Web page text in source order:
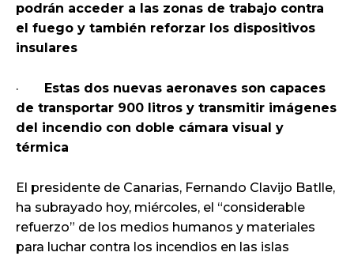
podrán acceder a las zonas de trabajo contra
el fuego y también reforzar los dispositivos
insulares
· Estas dos nuevas aeronaves son capaces
de transportar 900 litros y transmitir imágenes
del incendio con doble cámara visual y
térmica
El presidente de Canarias, Fernando Clavijo Batlle,
ha subrayado hoy, miércoles, el “considerable
refuerzo” de los medios humanos y materiales
para luchar contra los incendios en las islas